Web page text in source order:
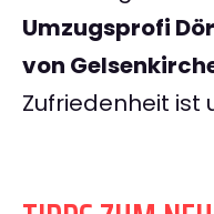
Umzugsprofi
von
Zufriedenheit ist